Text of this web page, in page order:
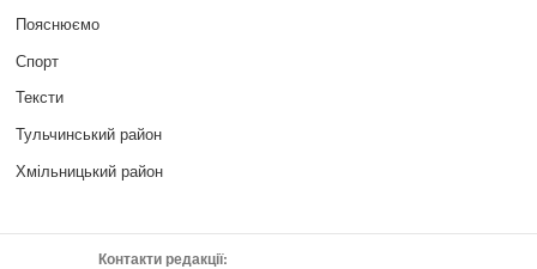
Пояснюємо
Спорт
Тексти
Тульчинський район
Хмільницький район
Контакти редакції: